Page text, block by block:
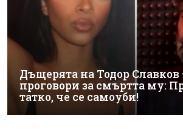
Дъщерята на Тодор Славков
проговори за смъртта му:
татко, че се самоуби!